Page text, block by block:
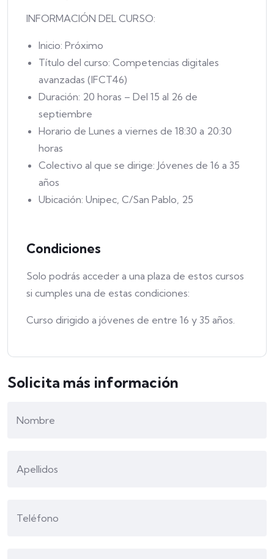
INFORMACIÓN DEL CURSO:
Inicio: Próximo
Título del curso: Competencias digitales
avanzadas (IFCT46)
Duración: 20 horas – Del 15 al 26 de
septiembre
Horario de Lunes a viernes de 18:30 a 20:30
horas
Colectivo al que se dirige: Jóvenes de 16 a 35
años
Ubicación: Unipec, C/San Pablo, 25
Condiciones
Solo podrás acceder a una plaza de estos cursos
si cumples una de estas condiciones:
Curso dirigido a jóvenes de entre 16 y 35 años.
Solicita más información